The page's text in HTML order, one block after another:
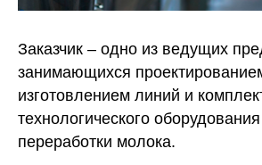
Заказчик – одно из ведущих
занимающихся
изготовлением линий и
технологического
переработки молока.